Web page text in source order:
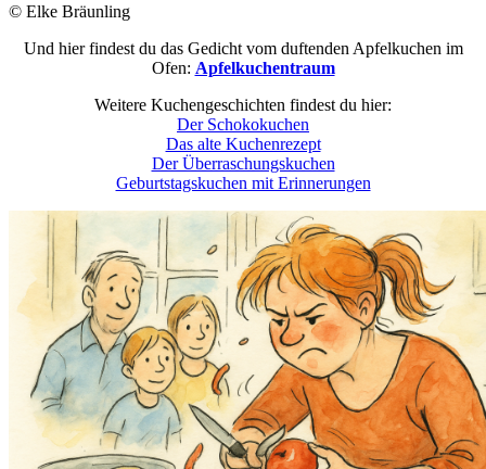
© Elke Bräunling
Und hier findest du das Gedicht vom duftenden Apfelkuchen im
Ofen: Apfelkuchentraum
Weitere Kuchengeschichten findest du hier:
Der Schokokuchen
Das alte Kuchenrezept
Der Überraschungskuchen
Geburtstagskuchen mit Erinnerungen